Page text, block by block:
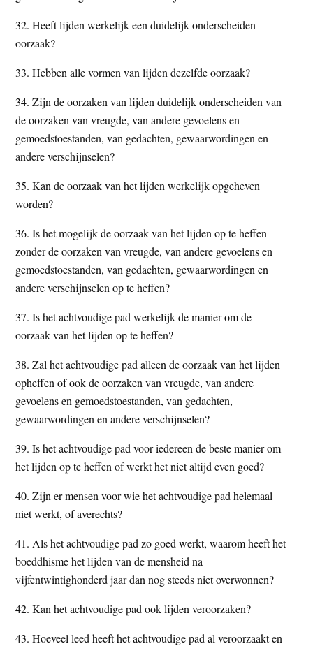
32. Heeft lijden werkelijk een duidelijk onderscheiden
oorzaak?
33. Hebben alle vormen van lijden dezelfde oorzaak?
34. Zijn de oorzaken van lijden duidelijk onderscheiden van
de oorzaken van vreugde, van andere gevoelens en
gemoedstoestanden, van gedachten, gewaarwordingen en
andere verschijnselen?
35. Kan de oorzaak van het lijden werkelijk opgeheven
worden?
36. Is het mogelijk de oorzaak van het lijden op te heffen
zonder de oorzaken van vreugde, van andere gevoelens en
gemoedstoestanden, van gedachten, gewaarwordingen en
andere verschijnselen op te heffen?
37. Is het achtvoudige pad werkelijk de manier om de
oorzaak van het lijden op te heffen?
38. Zal het achtvoudige pad alleen de oorzaak van het lijden
opheffen of ook de oorzaken van vreugde, van andere
gevoelens en gemoedstoestanden, van gedachten,
gewaarwordingen en andere verschijnselen?
39. Is het achtvoudige pad voor iedereen de beste manier om
het lijden op te heffen of werkt het niet altijd even goed?
40. Zijn er mensen voor wie het achtvoudige pad helemaal
niet werkt, of averechts?
41. Als het achtvoudige pad zo goed werkt, waarom heeft het
boeddhisme het lijden van de mensheid na
vijfentwintighonderd jaar dan nog steeds niet overwonnen?
42. Kan het achtvoudige pad ook lijden veroorzaken?
43. Hoeveel leed heeft het achtvoudige pad al veroorzaakt en